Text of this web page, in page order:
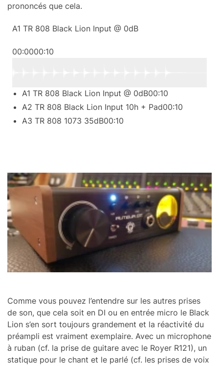
pronon­cés que cela.
A1 TR 808 Black Lion Input @ 0dB
00:0000:10
A1 TR 808 Black Lion Input @ 0dB00:10
A2 TR 808 Black Lion Input 10h + Pad00:10
A3 TR 808 1073 35dB00:10
Comme vous pouvez l’en­tendre sur les autres prises
de son, que cela soit en DI ou en entrée micro le Black
Lion s’en sort toujours gran­de­ment et la réac­ti­vité du
préam­pli est vrai­ment exem­plaire. Avec un micro­phone
à ruban (cf. la prise de guitare avec le Royer R121), un
statique pour le chant et le parlé (cf. les prises de voix